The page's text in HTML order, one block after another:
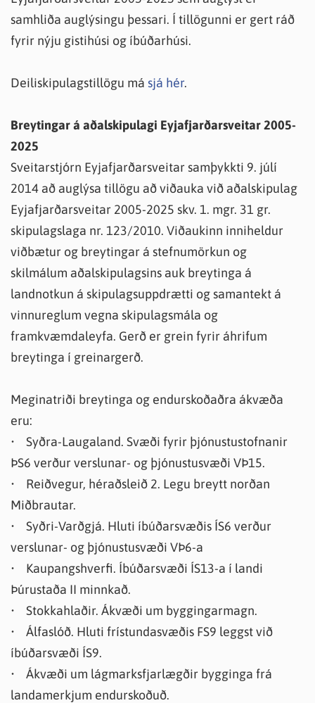
samhliða auglýsingu þessari. Í tillögunni er gert ráð
fyrir nýju gistihúsi og íbúðarhúsi.
Deiliskipulagstillögu má sjá hér.
Breytingar á aðalskipulagi Eyjafjarðarsveitar 2005-
2025
Sveitarstjórn Eyjafjarðarsveitar samþykkti 9. júlí
2014 að auglýsa tillögu að viðauka við aðalskipulag
Eyjafjarðarsveitar 2005-2025 skv. 1. mgr. 31 gr.
skipulagslaga nr. 123/2010. Viðaukinn inniheldur
viðbætur og breytingar á stefnumörkun og
skilmálum aðalskipulagsins auk breytinga á
landnotkun á skipulagsuppdrætti og samantekt á
vinnureglum vegna skipulagsmála og
framkvæmdaleyfa. Gerð er grein fyrir áhrifum
breytinga í greinargerð.
Meginatriði breytinga og endurskoðaðra ákvæða
eru:
• Syðra-Laugaland. Svæði fyrir þjónustustofnanir
ÞS6 verður verslunar- og þjónustusvæði VÞ15.
• Reiðvegur, héraðsleið 2. Legu breytt norðan
Miðbrautar.
• Syðri-Varðgjá. Hluti íbúðarsvæðis ÍS6 verður
verslunar- og þjónustusvæði VÞ6-a
• Kaupangshverfi. Íbúðarsvæði ÍS13-a í landi
Þúrustaða II minnkað.
• Stokkahlaðir. Ákvæði um byggingarmagn.
• Álfaslóð. Hluti frístundasvæðis FS9 leggst við
íbúðarsvæði ÍS9.
• Ákvæði um lágmarksfjarlægðir bygginga frá
landamerkjum endurskoðuð.